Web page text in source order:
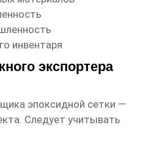
инвентаря
экспортера
эпоксидной сетки —
Следует учитывать